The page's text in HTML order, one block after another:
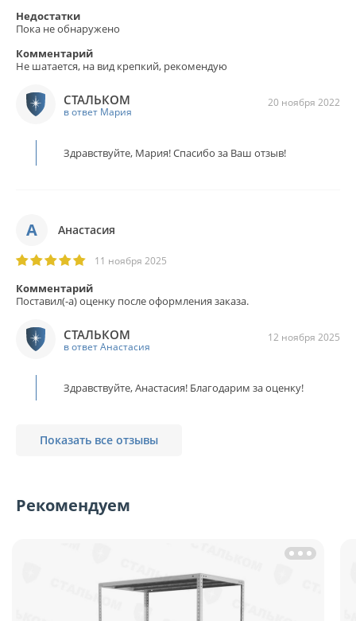
Недостатки
Пока не обнаружено
Комментарий
Не шатается, на вид крепкий, рекомендую
20 ноября 2022
СТАЛЬКОМ
в ответ Мария
Здравствуйте, Мария! Спасибо за Ваш отзыв!
А Анастасия
11 ноября 2025
Комментарий
Поставил(-а) оценку после оформления заказа.
12 ноября 2025
СТАЛЬКОМ
в ответ Анастасия
Здравствуйте, Анастасия! Благодарим за оценку!
Показать все отзывы
Рекомендуем